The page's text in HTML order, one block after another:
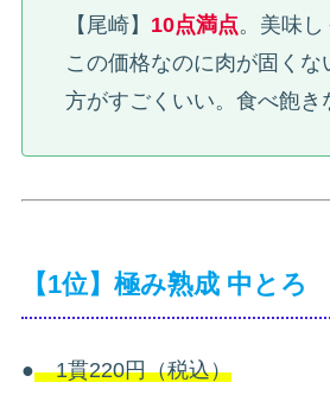
【尾崎】 10点満点。美味し
この価格なのに肉が固くな
方がすごくいい。食べ飽き
【1位】極み熟成 中とろ
●1貫220円（税込）